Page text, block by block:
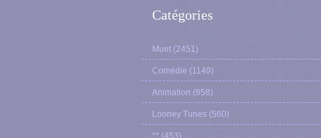
Catégories
Muet (2451)
Comédie (1149)
Animation (858)
Looney Tunes (560)
** (453)